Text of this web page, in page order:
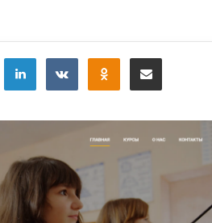
LinkedInВконтактеОдноклассники
Поделиться через электронную почту